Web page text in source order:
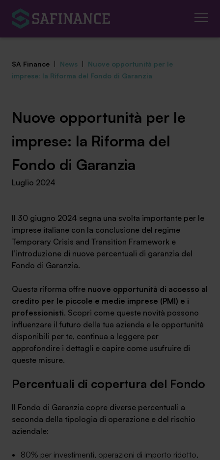
Mediazione Creditizia
Finanza Agevolata
Centro studi
News ed eventi
Ambassador
Contatti
+030.3540104
info@safinance.it
SA Finance | News | Nuove opportunità per le
imprese: la Riforma del Fondo di Garanzia
Nuove opportunità per le
imprese: la Riforma del
Fondo di Garanzia
Luglio 2024
Il 30 giugno 2024 segna una svolta importante per le
imprese italiane con la conclusione del regime
Temporary Crisis and Transition Framework e
l’introduzione di nuove percentuali di garanzia del
Fondo di Garanzia.
Questa riforma offre nuove opportunità di accesso al
credito per le piccole e medie imprese (PMI) e i
professionisti. Scopri come queste novità possono
influenzare il futuro della tua azienda e le opportunità
disponibili per te, continua a leggere per
approfondire i dettagli e capire come usufruire di
queste misure.
Percentuali di copertura del Fondo
Il Fondo di Garanzia copre diverse percentuali a
seconda della tipologia di operazione e del rischio
aziendale:
80% per investimenti, operazioni di importo ridotto,